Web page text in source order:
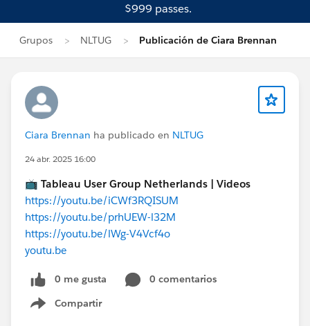
$999 passes.
Grupos NLTUG Publicación de Ciara Brennan
Ciara Brennan ha publicado en NLTUG
24 abr. 2025 16:00
📺 Tableau User Group Netherlands | Videos
https://youtu.be/iCWf3RQISUM
https://youtu.be/prhUEW-l32M
https://youtu.be/lWg-V4Vcf4o
youtu.be
0 me gusta
0 comentarios
Compartir
Show menu